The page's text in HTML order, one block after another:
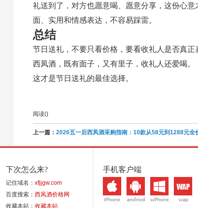
礼送到了，对方也愿意喝、愿意分享，这份心
面、实用和情感表达，不容易踩雷。
总结
节日送礼，不要只看价格，要看收礼人是否真正
西凤酒，既有面子，又有里子，收礼人还爱喝。
这才是节日送礼的最佳选择。
阅读()
上一篇： 2026五一后西凤酒采购指南：10款从58元到1288元全
下次怎么来?
记住域名： xfjjgw.com
百度搜索： 西凤酒价格网
收藏本站： 收藏本站
手机客户端